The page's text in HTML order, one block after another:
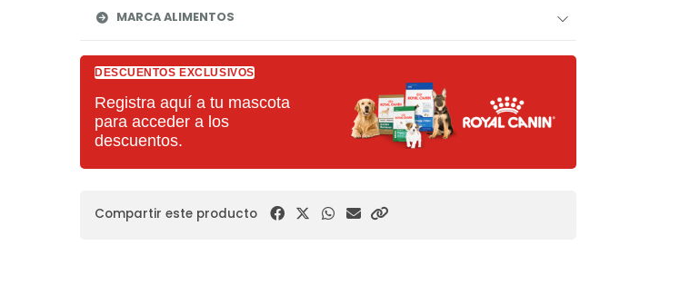
MARCA ALIMENTOS
DESCUENTOS EXCLUSIVOS
Registra aquí a tu mascota
para acceder a los
descuentos.
Compartir este producto